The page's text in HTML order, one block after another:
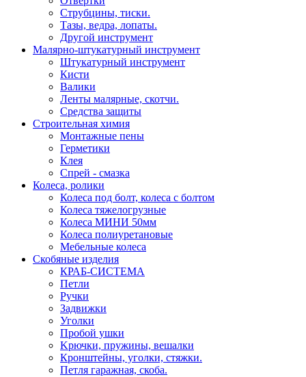
Cтрубцины, тиски.
Тазы, ведра, лопаты.
Другой инструмент
Малярно-штукатурный инструмент
Штукатурный инструмент
Кисти
Валики
Ленты малярные, скотчи.
Средства защиты
Строительная химия
Монтажные пены
Герметики
Клея
Спрей - смазка
Колеса, ролики
Колеса под болт, колеса с болтом
Колеса тяжелогрузные
Колеса МИНИ 50мм
Колеса полиуретановые
Мебельные колеса
Скобяные изделия
КРАБ-СИСТЕМА
Петли
Ручки
Задвижки
Уголки
Пробой ушки
Kрючки, пружины, вешалки
Кронштейны, уголки, стяжки.
Петля гаражная, скоба.